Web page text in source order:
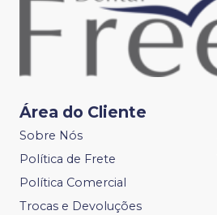
Área do Cliente
Sobre Nós
Política de Frete
Política Comercial
Trocas e Devoluções